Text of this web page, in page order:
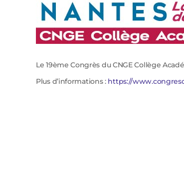
Le 19ème Congrès du CNGE Collège
Plus d’informations : https://